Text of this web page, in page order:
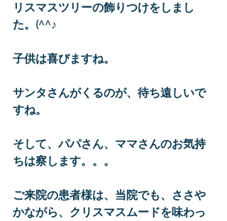
リスマスツリーの飾りつけをしまし
た。(^^♪
子供は喜びますね。
サンタさんがくるのが、待ち遠しいで
すね。
そして、パパさん、ママさんのお気持
ちは察します。。。
ご来院の患者様は、当院でも、ささや
かながら、クリスマスムードを味わっ